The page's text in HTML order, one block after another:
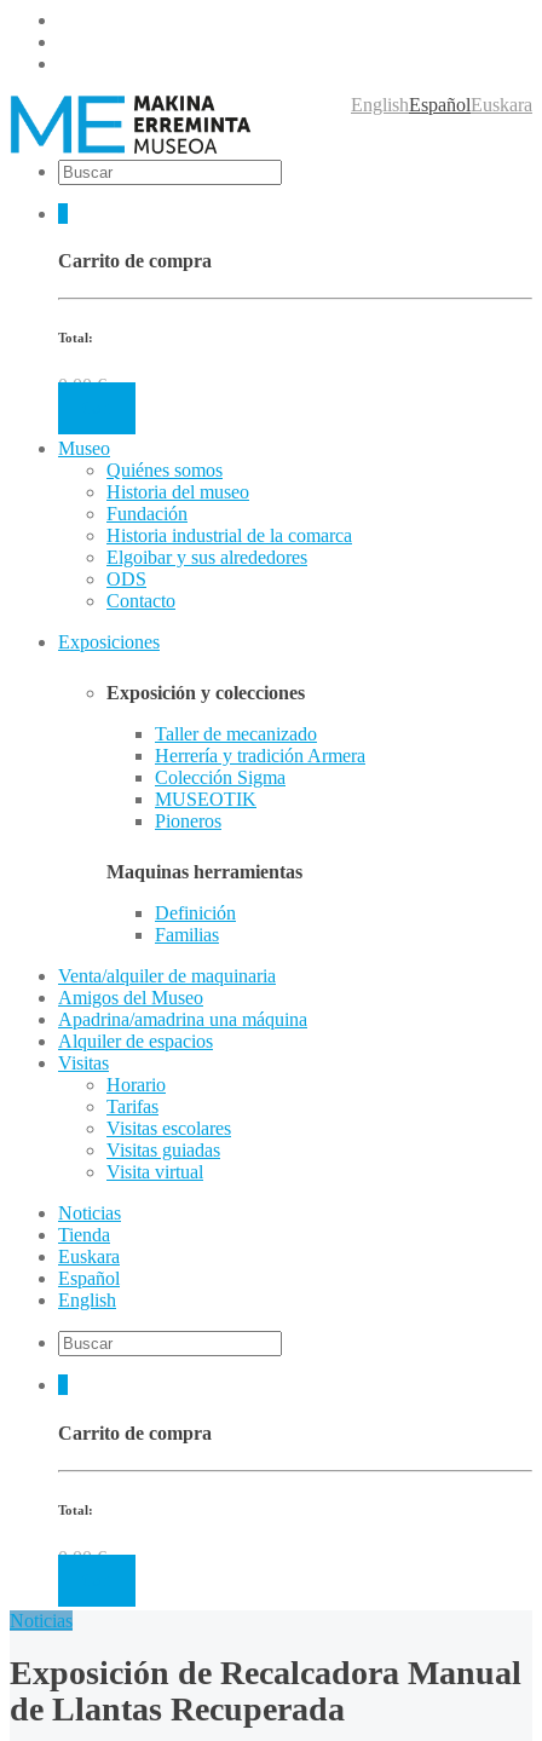
Euskara
Español
English
Carrito de compra
Total:
0.00€
Museo
Quiénes somos
Historia del museo
Fundación
Historia industrial de la comarca
Elgoibar y sus alrededores
ODS
Contacto
Exposiciones
Exposición y colecciones
Taller de mecanizado
Herrería y tradición Armera
Colección Sigma
MUSEOTIK
Pioneros
Maquinas herramientas
Definición
Familias
Venta/alquiler de maquinaria
Amigos del Museo
Apadrina/amadrina una máquina
Alquiler de espacios
Visitas
Horario
Tarifas
Visitas escolares
Visitas guiadas
Visita virtual
Noticias
Tienda
Euskara
Español
English
Carrito de compra
Total:
0.00€
Noticias
Exposición de Recalcadora Manual
de Llantas Recuperada